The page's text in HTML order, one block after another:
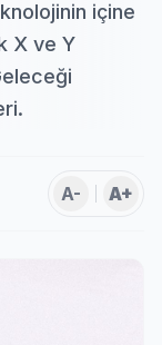
içine
X ve Y
A- A+